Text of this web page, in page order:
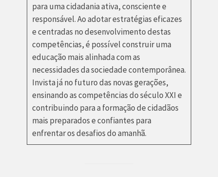
para uma cidadania ativa, consciente e
responsável. Ao adotar estratégias eficazes
e centradas no desenvolvimento destas
competências, é possível construir uma
educação mais alinhada com as
necessidades da sociedade contemporânea.
Invista já no futuro das novas gerações,
ensinando as competências do século XXI e
contribuindo para a formação de cidadãos
mais preparados e confiantes para
enfrentar os desafios do amanhã.